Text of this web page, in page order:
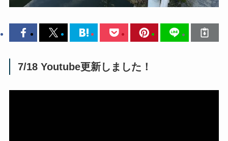
7/18 Youtube更新しました！